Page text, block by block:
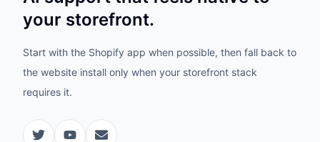
your storefront.
Start with the Shopify app when possible, then fall back to
the website install only when your storefront stack
requires it.